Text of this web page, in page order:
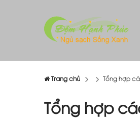
Trang chủ Tổng hợp
Tổng hợp